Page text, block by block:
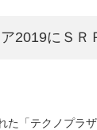
2019にＳＲ
た「テクノプラ